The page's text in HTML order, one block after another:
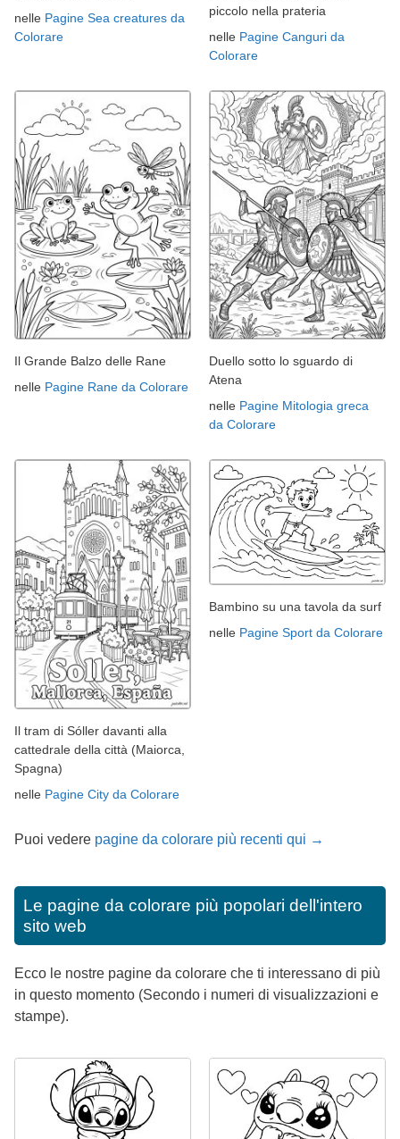
nelle Pagine Sea creatures da
Colorare
piccolo nella prateria
nelle Pagine Canguri da
Colorare
Il Grande Balzo delle Rane
nelle Pagine Rane da Colorare
Duello sotto lo sguardo di
Atena
nelle Pagine Mitologia greca
da Colorare
Il tram di Sóller davanti alla
cattedrale della città (Maiorca,
Spagna)
nelle Pagine City da Colorare
Bambino su una tavola da surf
nelle Pagine Sport da Colorare
Puoi vedere pagine da colorare più recenti qui →
Le pagine da colorare più popolari dell'intero
sito web
Ecco le nostre pagine da colorare che ti interessano di più
in questo momento (Secondo i numeri di visualizzazioni e
stampe).